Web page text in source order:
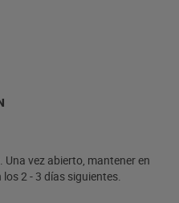
vez abierto, mantener en
2 - 3 días siguientes.